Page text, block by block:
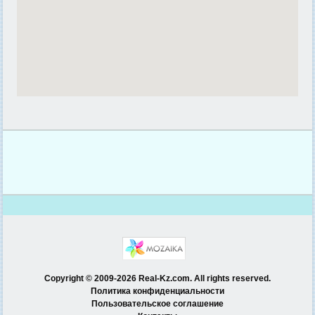
Copyright © 2009-2026 Real-Kz.com. All rights reserved.
Политика конфиденциальности
Пользовательское соглашение